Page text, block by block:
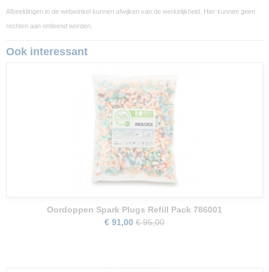
Afbeeldingen in de webwinkel kunnen afwijken van de werkelijkheid. Hier kunnen geen
rechten aan ontleend worden.
Ook interessant
Oordoppen Spark Plugs Refill Pack 786001
€ 91,00 € 95,00